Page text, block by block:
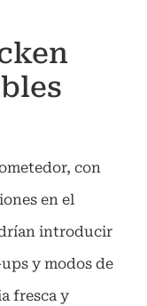
con
en el
introducir
y modos de
fresca y